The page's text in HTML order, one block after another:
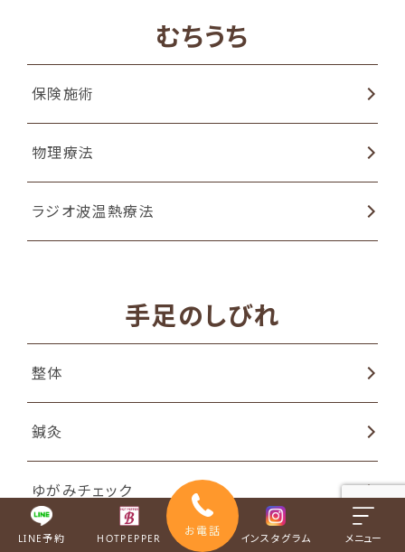
LINE予約 HOTPEPPER
お電話
インスタグラム メニュー
むちうち
保険施術
物理療法
ラジオ波温熱療法
手足のしびれ
整体
鍼灸
ゆがみチェック